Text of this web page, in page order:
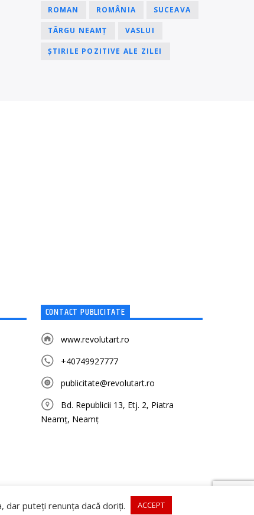
ROMAN ROMÂNIA SUCEAVA
TÂRGU NEAMȚ VASLUI
ȘTIRILE POZITIVE ALE ZILEI
CONTACT PUBLICITATE
www.revolutart.ro
+40749927777
publicitate@revolutart.ro
Bd. Republicii 13, Etj. 2, Piatra
Neamț, Neamț
dar puteți renunța dacă doriți. ACCEPT